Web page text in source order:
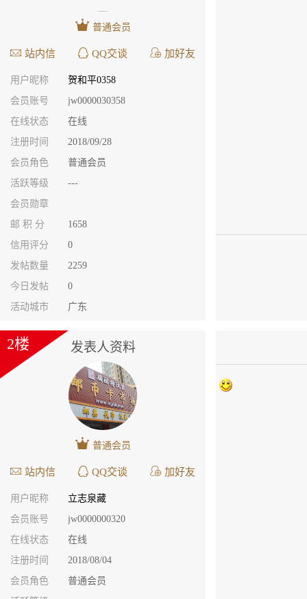
普通会员
站内信 QQ交谈 加好友
用户昵称
贺和平0358
会员账号
jw0000030358
在线状态
在线
注册时间
2018/09/28
会员角色
普通会员
活跃等级
---
会员勋章
邮 积 分
1658
信用评分
0
发帖数量
2259
今日发帖
0
活动城市
广东
发表人资料
2楼
普通会员
站内信 QQ交谈 加好友
用户昵称
立志泉藏
会员账号
jw0000000320
在线状态
在线
注册时间
2018/08/04
会员角色
普通会员